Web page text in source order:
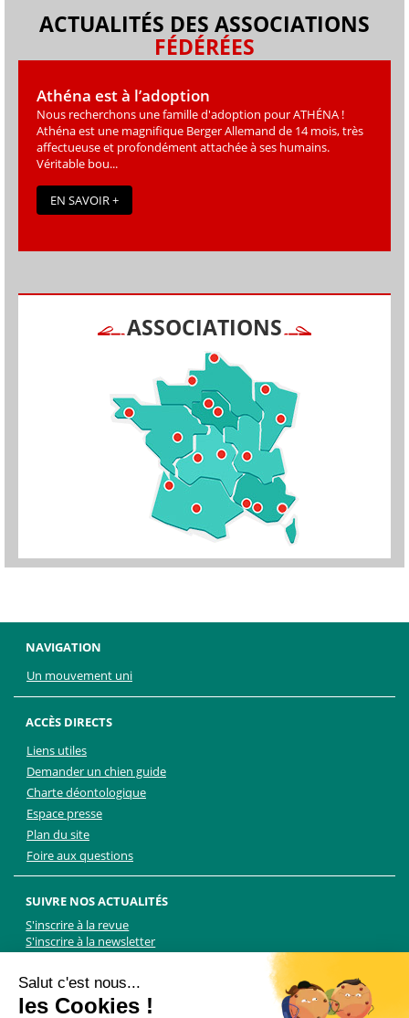
ACTUALITÉS DES ASSOCIATIONS
FÉDÉRÉES
Athéna est à l’adoption
Nous recherchons une famille d'adoption pour ATHÉNA !
Athéna est une magniﬁque Berger Allemand de 14 mois, très
affectueuse et profondément attachée à ses humains.
Véritable bou...
EN SAVOIR +
ASSOCIATIONS
NAVIGATION
Un mouvement uni
ACCÈS DIRECTS
Liens utiles
Demander un chien guide
Charte déontologique
Espace presse
Plan du site
Foire aux questions
SUIVRE NOS ACTUALITÉS
S'inscrire à la revue
S'inscrire à la newsletter
TikTok
Salut c'est nous...
les Cookies !